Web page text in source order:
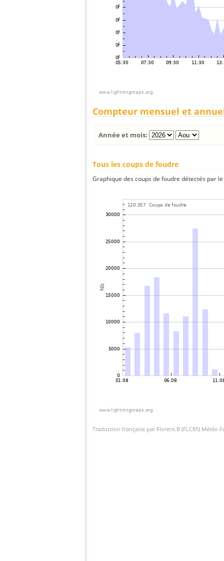
Compteur mensuel et
Année et mois:
Tous les coups de foudre
Graphique des coups de foudre détectés par
Traduction française par Florent.B (FLC85) Météo